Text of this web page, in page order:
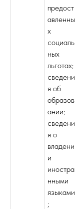
предост
авленны
х
социаль
ных
льготах;
сведени
я об
образов
ании;
сведени
я о
владени
и
иностра
нными
языками
;